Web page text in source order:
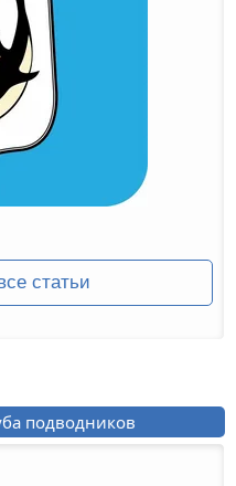
статьи
подводников